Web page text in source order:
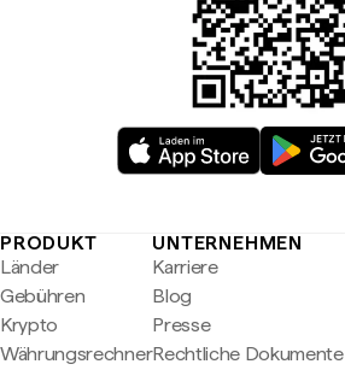
PRODUKT
Länder
Gebühren
Krypto
Währungsrechner
UNTERNEHMEN
Karriere
Blog
Presse
Rechtliche Dokumente